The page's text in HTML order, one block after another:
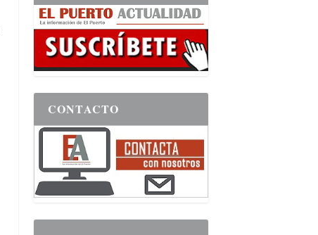
CONTACTO